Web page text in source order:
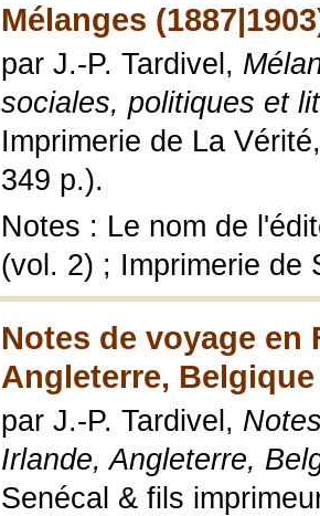
Mélanges
par J.-P. Tardivel,
sociales, politiques et
Imprimerie de La
349 p.).
Notes : Le nom de
(vol. 2) ; Imprimerie de
Notes de voyage en
Angleterre,
par J.-P. Tardivel,
Irlande, Angleterre,
Senécal & fils